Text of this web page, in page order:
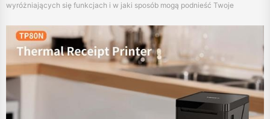
wyróżniających się funkcjach i w jaki sposób mogą podnieść Twoje